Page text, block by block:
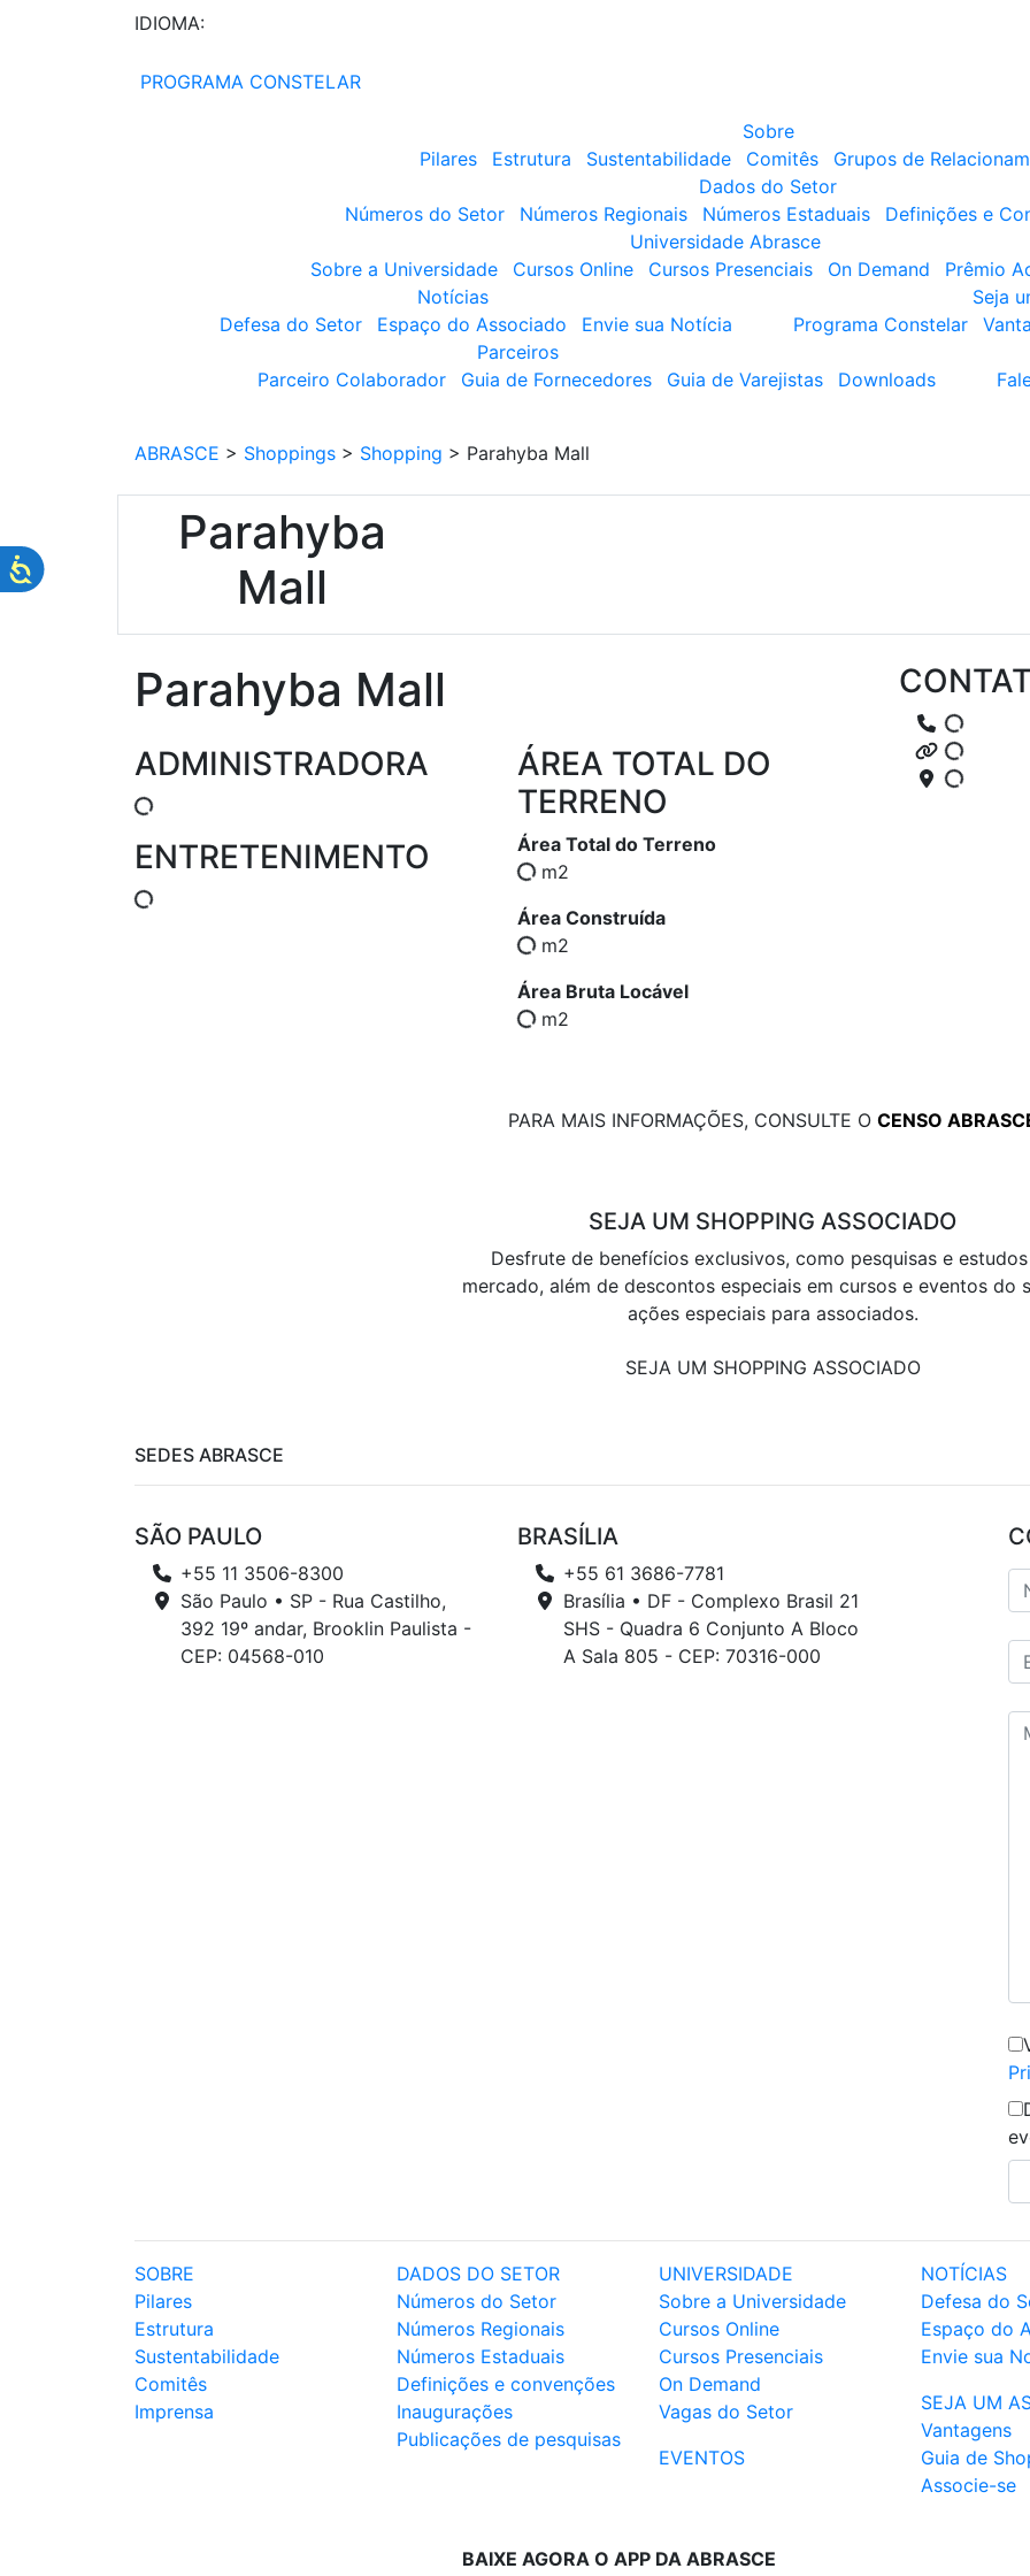
IDIOMA:
PROGRAMA CONSTELAR
Sobre
Pilares
Estrutura Sustentabilidade Comitês
Grupos de
Dados do Setor
Números do Setor
Números Regionais Números Estaduais
Definições e
Universidade Abrasce
Sobre a Universidade
Cursos Online Cursos Presenciais On Demand
Prêmio
Notícias
Defesa do Setor
Espaço do Associado Envie sua Notícia
Seja
Programa Constelar
Parceiros
Parceiro Colaborador
Guia de Fornecedores Guia de Varejistas Downloads
ABRASCE > Shoppings > Shopping > Parahyba Mall
Parahyba
Mall
Parahyba Mall
ADMINISTRADORA
ENTRETENIMENTO
ÁREA TOTAL DO
TERRENO
Área Total do Terreno
m2
Área Construída
m2
Área Bruta Locável
m2
PARA MAIS INFORMAÇÕES, CONSULTE O CENSO
SEJA UM SHOPPING ASSOCIADO
Desfrute de benefícios exclusivos, como pesquisas e
mercado, além de descontos especiais em cursos e eventos do
ações especiais para associados.
SEJA UM SHOPPING ASSOCIADO
SEDES ABRASCE
SÃO PAULO
+55 11 3506-8300
São Paulo • SP - Rua Castilho,
392 19º andar, Brooklin Paulista -
CEP: 04568-010
BRASÍLIA
+55 61 3686-7781
Brasília • DF - Complexo Brasil 21
SHS - Quadra 6 Conjunto A Bloco
A Sala 805 - CEP: 70316-000
SOBRE
Pilares
Estrutura
Sustentabilidade
Comitês
Imprensa
DADOS DO SETOR
Números do Setor
Números Regionais
Números Estaduais
Definições e convenções
Inaugurações
Publicações de pesquisas
UNIVERSIDADE
Sobre a Universidade
Cursos Online
Cursos Presenciais
On Demand
Vagas do Setor
EVENTOS
NOTÍCIAS
Defesa do
Espaço do
Envie sua
SEJA UM
Vantagens
Guia de
Associe-se
BAIXE AGORA O APP DA ABRASCE